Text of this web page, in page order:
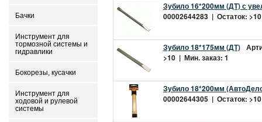
Бачки
Инструмент для
тормозной системы и
гидравлики
Бокорезы, кусачки
Инструмент для
ходовой и рулевой
системы
Зубило 16*200мм (ДТ) с
00002644283 | Остаток:
Зубило 18*175мм (ДТ)
>10 | Мин. заказ: 1
Зубило 18*200мм
00002644305 | Остаток: